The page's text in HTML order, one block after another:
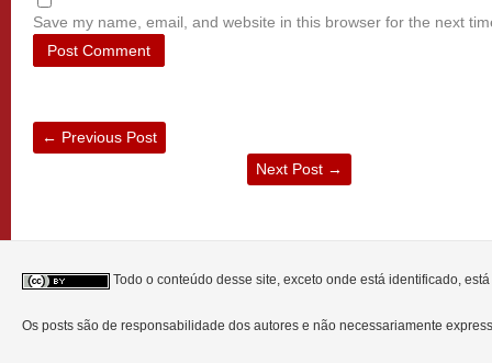
Save my name, email, and website in this browser for the next
← Previous Post
Next Post →
Todo o conteúdo desse site, exceto onde está identificado,
Os posts são de responsabilidade dos autores e não necessariamente